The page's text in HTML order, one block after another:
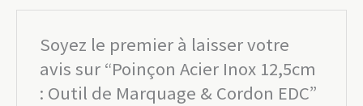
Soyez le premier à laisser votre
avis sur “Poinçon Acier Inox 12,5cm
: Outil de Marquage & Cordon EDC”